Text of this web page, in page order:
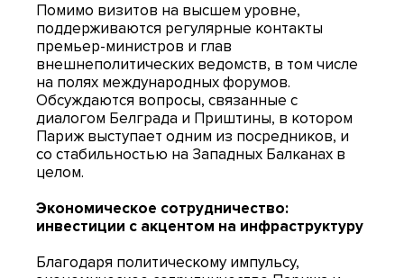
Помимо визитов на высшем уровне,
поддерживаются регулярные контакты
премьер-министров и глав
внешнеполитических ведомств, в том числе
на полях международных форумов.
Обсуждаются вопросы, связанные с
диалогом Белграда и Приштины, в котором
Париж выступает одним из посредников, и
со стабильностью на Западных Балканах в
целом.
Экономическое сотрудничество:
инвестиции с акцентом на инфраструктуру
Благодаря политическому импульсу,